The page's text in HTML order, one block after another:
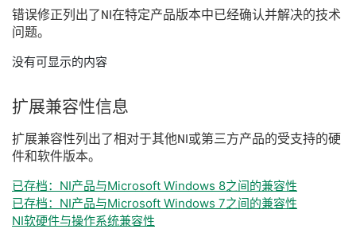
错误修正列出了NI在特定产品版本中已经确认并解决的技术
问题。
没有可显示的内容
扩展兼容性信息
扩展兼容性列出了相对于其他NI或第三方产品的受支持的硬
件和软件版本。
已存档：NI产品与Microsoft Windows 8之间的兼容性
已存档：NI产品与Microsoft Windows 7之间的兼容性
NI软硬件与操作系统兼容性